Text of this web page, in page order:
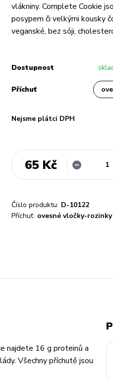
vlákniny. Complete Cookie
posypem či velkými kousky
veganské, bez sóji,
Dostupnost
Příchuť
Nejsme plátci DPH
65 Kč
Číslo produktu: D-10122
Příchuť: ovesné vločky-rozinky
najdete 16 g proteinů a
Všechny příchutě jsou